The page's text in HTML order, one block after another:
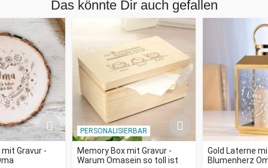
Gib uns einfach oben den Namen Deiner Großmutter an und
es erscheint in roten Buchstaben auf der Tasse. Und damit
die Beschenkte auch weiß, wer die Freude bereitet hat,
werden die Namen der Enkelkinder direkt an den Händen mit
aufgeführt. Dabei passen wir das Motiv ganz an Deinen
Wunsch an: Es erscheinen nur so viele Hände auf der Tasse,
wie Du brauchst - zwischen eins und vier ist alles möglich. Für
die Weltbeste Oma gibts ein "Hand drauf!". Schöne
persönliche Geschenkidee für Genießer von Tee oder
Kaffee.
Das könnte Dir auch gefallen
Gravur -
PERSONALISIERBAR
Memory Box mit Gravur -
Warum Omasein so toll ist
Gold Laterne
Blumenherz